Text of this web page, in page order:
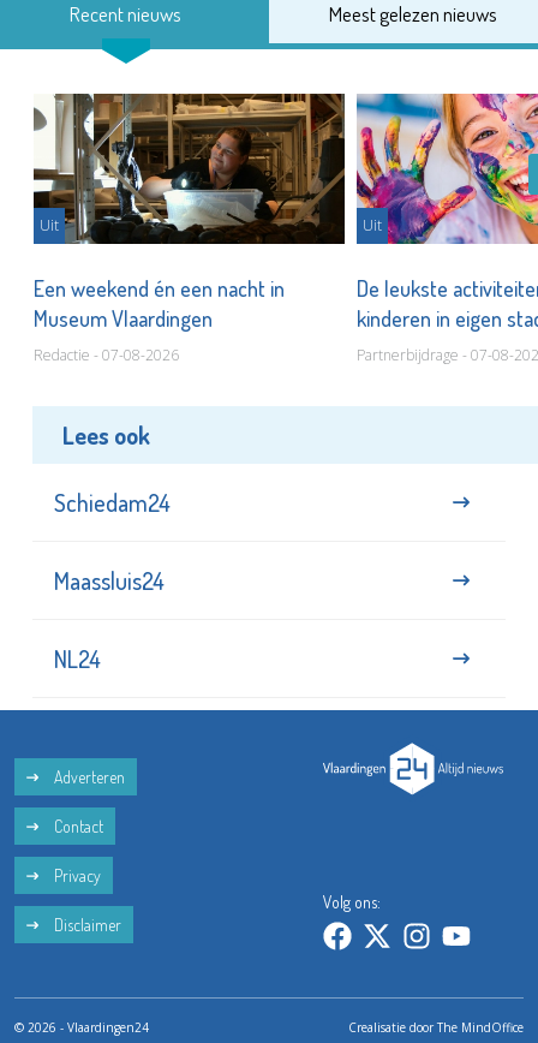
Recent nieuws Meest gelezen nieuws
Uit
Een weekend én een nacht in
Museum Vlaardingen
Redactie - 07-08-2026
Uit
De leukste
kinderen in eigen
Partnerbijdrage - 07-08-
Lees ook
Schiedam24
Maassluis24
NL24
Adverteren
Contact
Privacy
Disclaimer
Volg ons:
© 2026 - Vlaardingen24 Crealisatie doorThe MindOffice